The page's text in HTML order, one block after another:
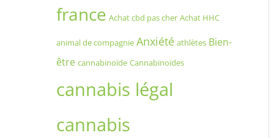
france Achat cbd pas cher Achat HHC
animal de compagnie Anxiété athlètes Bien-
être cannabinoïde Cannabinoïdes
cannabis légal
cannabis